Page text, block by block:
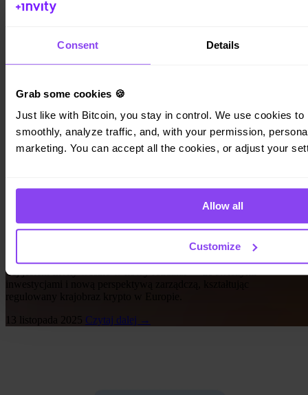
Consent Details
Grab some cookies 🍪
Just like with Bitcoin, you stay in control. We use cookies to
smoothly, analyze traffic, and, with your permission,
marketing. You can accept all the cookies, or adjust your
Allow all
Customize
Rośniemy razem: nowe inwestycje, nowe
możliwości i silniejsze Invity
Tej jesieni Invity weszło w nowy rozdział — ze świeżymi
13 listopada 2025 Czytaj dalej →